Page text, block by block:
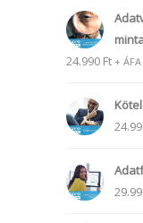
24.990 Ft + ÁFA